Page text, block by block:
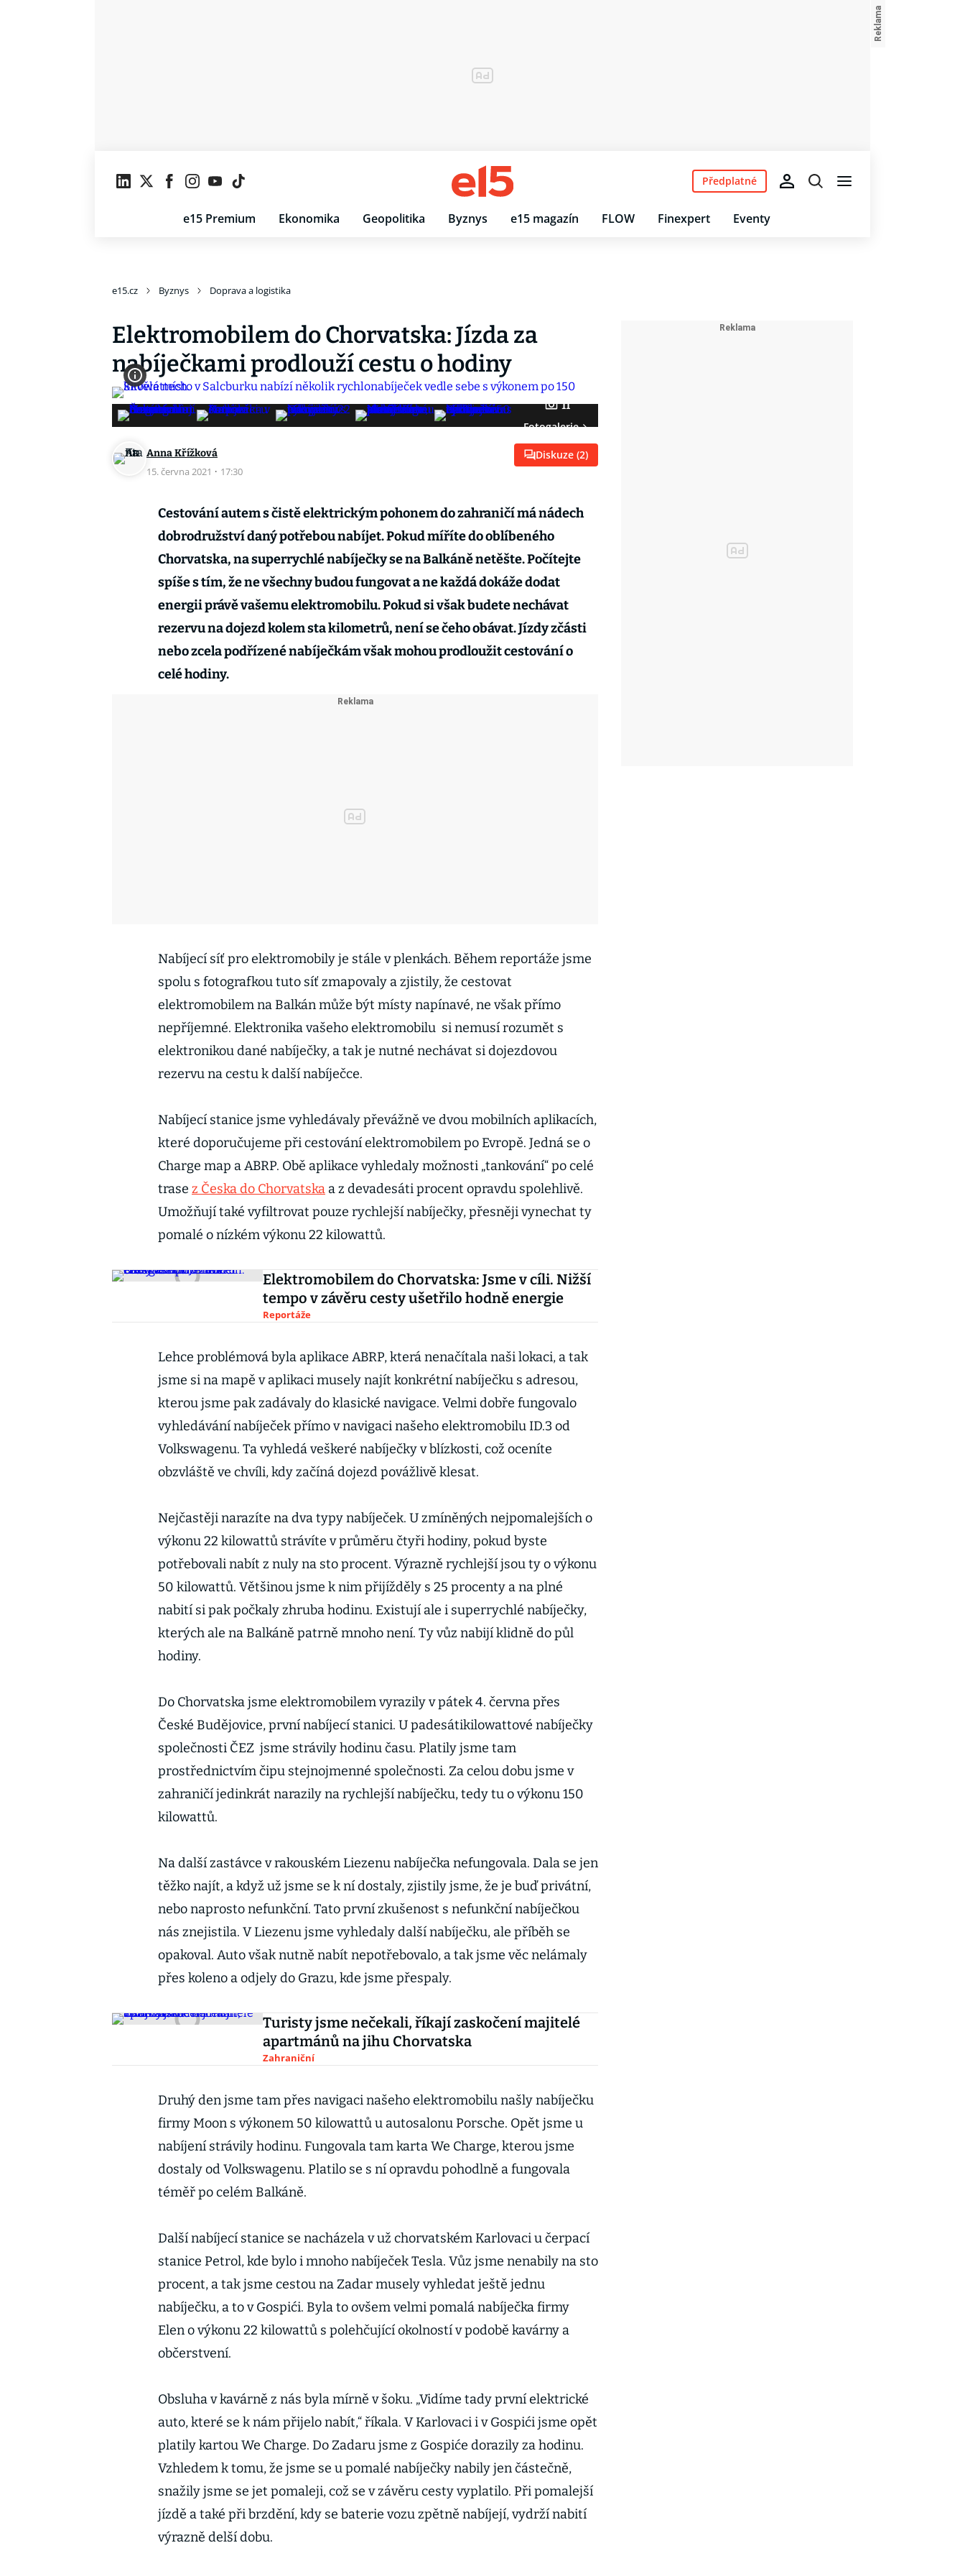
e15 Premium Ekonomika Geopolitika Byznys e15 magazín FLOW Finexpert Eventy
Předplatné
e15.cz Byznys Doprava a logistika
Elektromobilem do Chorvatska: Jízda za
nabíječkami prodlouží cestu o hodiny
11
Fotogalerie
Anna Křížková
15. června 2021 · 17:30
Diskuze (2)
Cestování autem s čistě elektrickým pohonem do zahraničí má nádech
dobrodružství daný potřebou nabíjet. Pokud míříte do oblíbeného
Chorvatska, na superrychlé nabíječky se na Balkáně netěšte. Počítejte
spíše s tím, že ne všechny budou fungovat a ne každá dokáže dodat
energii právě vašemu elektromobilu. Pokud si však budete nechávat
rezervu na dojezd kolem sta kilometrů, není se čeho obávat. Jízdy zčásti
nebo zcela podřízené nabíječkám však mohou prodloužit cestování o
celé hodiny.
Nabíjecí síť pro elektromobily je stále v plenkách. Během reportáže jsme
spolu s fotografkou tuto síť zmapovaly a zjistily, že cestovat
elektromobilem na Balkán může být místy napínavé, ne však přímo
nepříjemné. Elektronika vašeho elektromobilu si nemusí rozumět s
elektronikou dané nabíječky, a tak je nutné nechávat si dojezdovou
rezervu na cestu k další nabíječce.
Nabíjecí stanice jsme vyhledávaly převážně ve dvou mobilních aplikacích,
které doporučujeme při cestování elektromobilem po Evropě. Jedná se o
Charge map a ABRP. Obě aplikace vyhledaly možnosti „tankování“ po celé
trase z Česka do Chorvatska a z devadesáti procent opravdu spolehlivě.
Umožňují také vyfiltrovat pouze rychlejší nabíječky, přesněji vynechat ty
pomalé o nízkém výkonu 22 kilowattů.
Elektromobilem do Chorvatska: Jsme v cíli. Nižší
tempo v závěru cesty ušetřilo hodně energie
Reportáže
Lehce problémová byla aplikace ABRP, která nenačítala naši lokaci, a tak
jsme si na mapě v aplikaci musely najít konkrétní nabíječku s adresou,
kterou jsme pak zadávaly do klasické navigace. Velmi dobře fungovalo
vyhledávání nabíječek přímo v navigaci našeho elektromobilu ID.3 od
Volkswagenu. Ta vyhledá veškeré nabíječky v blízkosti, což oceníte
obzvláště ve chvíli, kdy začíná dojezd povážlivě klesat.
Nejčastěji narazíte na dva typy nabíječek. U zmíněných nejpomalejších o
výkonu 22 kilowattů strávíte v průměru čtyři hodiny, pokud byste
potřebovali nabít z nuly na sto procent. Výrazně rychlejší jsou ty o výkonu
50 kilowattů. Většinou jsme k nim přijížděly s 25 procenty a na plné
nabití si pak počkaly zhruba hodinu. Existují ale i superrychlé nabíječky,
kterých ale na Balkáně patrně mnoho není. Ty vůz nabijí klidně do půl
hodiny.
Do Chorvatska jsme elektromobilem vyrazily v pátek 4. června přes
České Budějovice, první nabíjecí stanici. U padesátikilowattové nabíječky
společnosti ČEZ jsme strávily hodinu času. Platily jsme tam
prostřednictvím čipu stejnojmenné společnosti. Za celou dobu jsme v
zahraničí jedinkrát narazily na rychlejší nabíječku, tedy tu o výkonu 150
kilowattů.
Na další zastávce v rakouském Liezenu nabíječka nefungovala. Dala se jen
těžko najít, a když už jsme se k ní dostaly, zjistily jsme, že je buď privátní,
nebo naprosto nefunkční. Tato první zkušenost s nefunkční nabíječkou
nás znejistila. V Liezenu jsme vyhledaly další nabíječku, ale příběh se
opakoval. Auto však nutně nabít nepotřebovalo, a tak jsme věc nelámaly
přes koleno a odjely do Grazu, kde jsme přespaly.
Turisty jsme nečekali, říkají zaskočení majitelé
apartmánů na jihu Chorvatska
Zahraniční
Druhý den jsme tam přes navigaci našeho elektromobilu našly nabíječku
firmy Moon s výkonem 50 kilowattů u autosalonu Porsche. Opět jsme u
nabíjení strávily hodinu. Fungovala tam karta We Charge, kterou jsme
dostaly od Volkswagenu. Platilo se s ní opravdu pohodlně a fungovala
téměř po celém Balkáně.
Další nabíjecí stanice se nacházela v už chorvatském Karlovaci u čerpací
stanice Petrol, kde bylo i mnoho nabíječek Tesla. Vůz jsme nenabily na sto
procent, a tak jsme cestou na Zadar musely vyhledat ještě jednu
nabíječku, a to v Gospići. Byla to ovšem velmi pomalá nabíječka firmy
Elen o výkonu 22 kilowattů s polehčující okolností v podobě kavárny a
občerstvení.
Obsluha v kavárně z nás byla mírně v šoku. „Vidíme tady první elektrické
auto, které se k nám přijelo nabít,“ říkala. V Karlovaci i v Gospići jsme opět
platily kartou We Charge. Do Zadaru jsme z Gospiće dorazily za hodinu.
Vzhledem k tomu, že jsme se u pomalé nabíječky nabily jen částečně,
snažily jsme se jet pomaleji, což se v závěru cesty vyplatilo. Při pomalejší
jízdě a také při brzdění, kdy se baterie vozu zpětně nabíjejí, vydrží nabití
výrazně delší dobu.